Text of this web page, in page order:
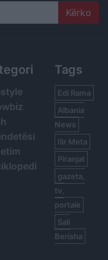
Tags
Edi Rama
Albania
News
Ilir Meta
Piranjat
gazeta,
tv,
portale
Sali
Berisha